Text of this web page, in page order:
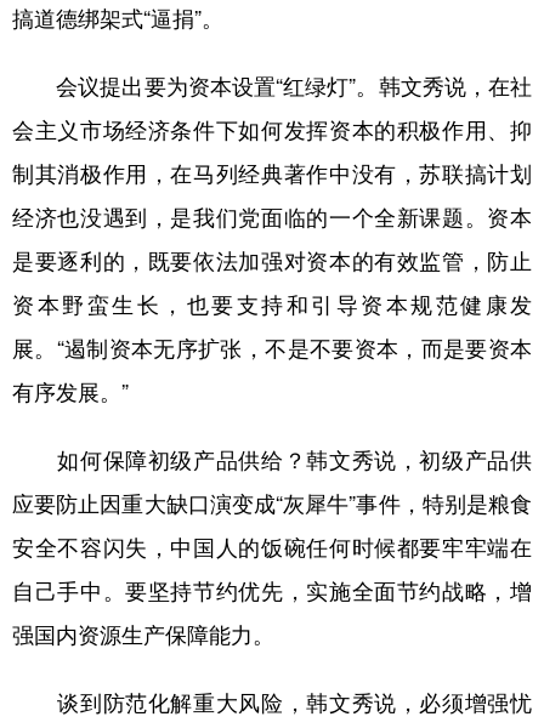
搞道德绑架式“逼捐”。
会议提出要为资本设置“红绿灯”。韩文秀说，在社
会主义市场经济条件下如何发挥资本的积极作用、抑
制其消极作用，在马列经典著作中没有，苏联搞计划
经济也没遇到，是我们党面临的一个全新课题。资本
是要逐利的，既要依法加强对资本的有效监管，防止
资本野蛮生长，也要支持和引导资本规范健康发
展。“遏制资本无序扩张，不是不要资本，而是要资本
有序发展。”
如何保障初级产品供给？韩文秀说，初级产品供
应要防止因重大缺口演变成“灰犀牛”事件，特别是粮食
安全不容闪失，中国人的饭碗任何时候都要牢牢端在
自己手中。要坚持节约优先，实施全面节约战略，增
强国内资源生产保障能力。
谈到防范化解重大风险，韩文秀说，必须增强忧